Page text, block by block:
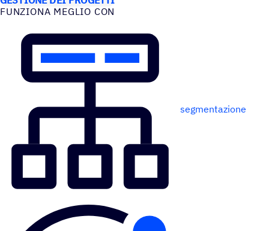
FUNZIONA MEGLIO CON
segmentazione